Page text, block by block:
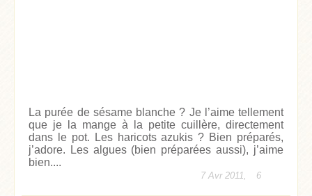
La purée de sésame blanche ? Je l’aime tellement
que je la mange à la petite cuillère, directement
dans le pot. Les haricots azukis ? Bien préparés,
j’adore. Les algues (bien préparées aussi), j’aime
bien....
7 Avr 2011, 6